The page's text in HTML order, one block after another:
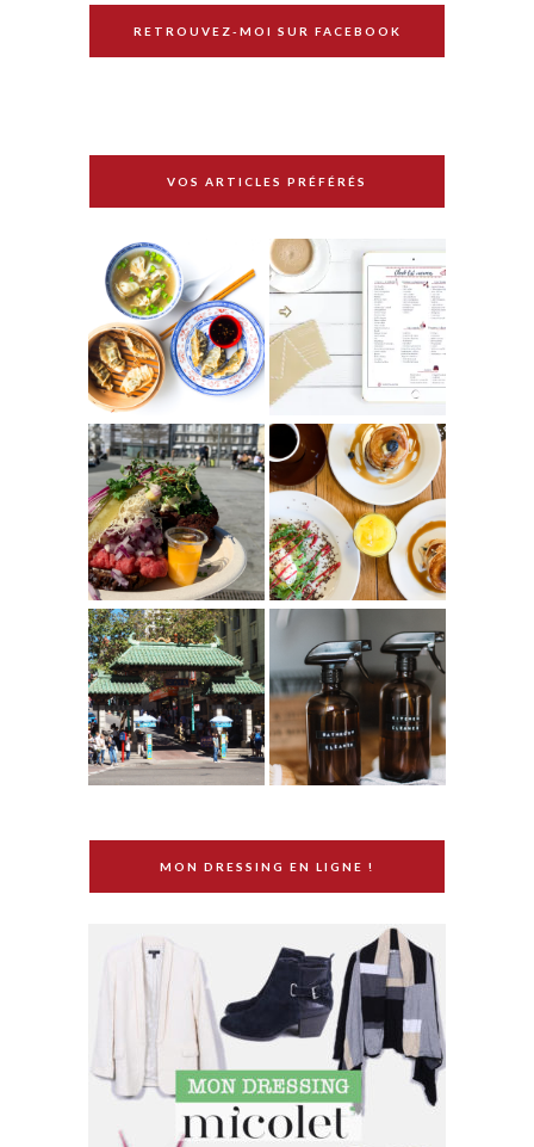
RETROUVEZ-MOI SUR FACEBOOK
VOS ARTICLES PRÉFÉRÉS
MON DRESSING EN LIGNE !